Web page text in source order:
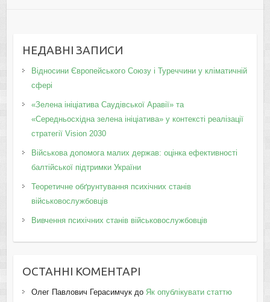
НЕДАВНІ ЗАПИСИ
Відносини Європейського Союзу і Туреччини у кліматичній
сфері
«Зелена ініціатива Саудівської Аравії» та
«Середньосхідна зелена ініціатива» у контексті реалізації
стратегії Vision 2030
Військова допомога малих держав: оцінка ефективності
балтійської підтримки України
Теоретичне обґрунтування психічних станів
військовослужбовців
Вивчення психічних станів військовослужбовців
ОСТАННІ КОМЕНТАРІ
Олег Павлович Герасимчукдо Як опублікувати статтю